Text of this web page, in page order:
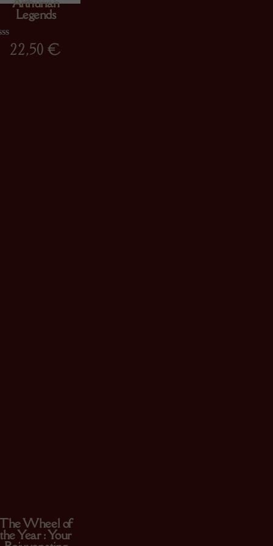
Legends
22,50€
Wheel of
the Year : Your